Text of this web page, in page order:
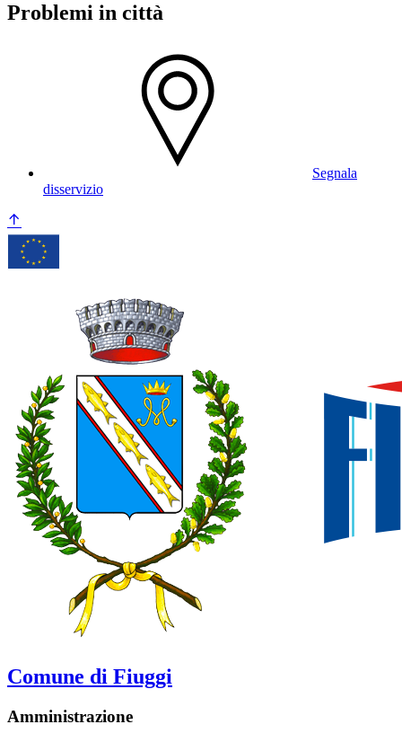
Problemi in città
Segnala
disservizio
Comune di Fiuggi
Amministrazione